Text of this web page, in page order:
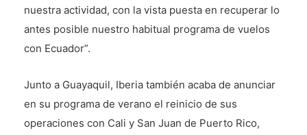
nuestra actividad, con la vista puesta en recuperar lo
antes posible nuestro habitual programa de vuelos
con Ecuador”.
Junto a Guayaquil, Iberia también acaba de anunciar
en su programa de verano el reinicio de sus
operaciones con Cali y San Juan de Puerto Rico,